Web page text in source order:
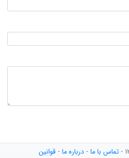
تماس با ما - درباره ما - قوانین